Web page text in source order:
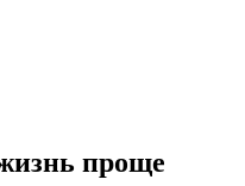
проще